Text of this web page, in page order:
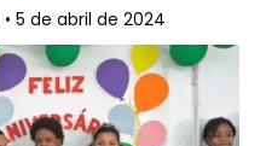
•5 de abril de 2024